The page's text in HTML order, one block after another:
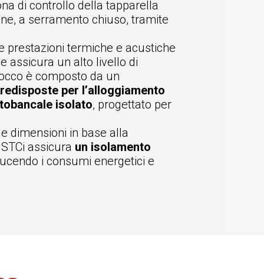
di controllo della tapparella
a serramento chiuso, tramite
prestazioni termiche e acustiche
assicura un alto livello di
è composto da un
per l’alloggiamento
isolato, progettato per
dimensioni in base alla
assicura un isolamento
i consumi energetici e